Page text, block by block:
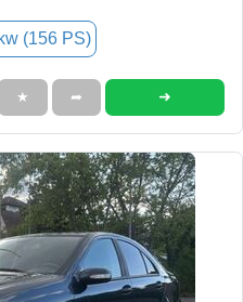
(156 PS)
★ ➦ ➜